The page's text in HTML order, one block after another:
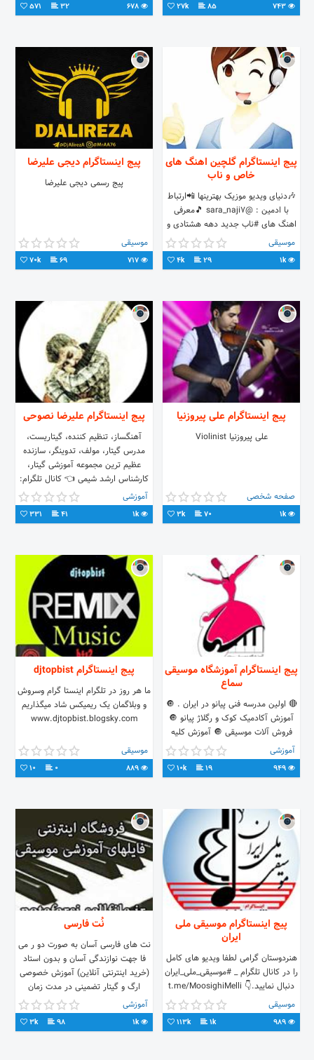
85
27k
32
571
پیج اینستاگرام گلچین اهنگ های
خاص و ناب
🎶دنیای ویدیو موزیک بهترینها 📲ارتباط
با ادمین : @sara_naji7 🎵معرفی
اهنگ های #ناب جدید دهه هشتادی و
قدیمی
موسیقی
1k
29
4k
پیج اینستاگرام دیجی علیرضا
پیج رسمی دیجی علیرضا
موسیقی
69
70k
پیج اینستاگرام علی پیروزنیا
علی پیروزنیا Violinist
صفحه شخصی
1k
70
3k
پیج اینستاگرام علیرضا نصوحی
آهنگساز، تنظیم کننده، گیتاریست،
مدرس گیتار، مولف، تدوینگر، سازنده
عظیم ترین مجموعه آموزشی گیتار،
کارشناس ارشد شیمی 👈 کانال تلگرام:
Sefrtasadguitar@
آموزشی
1k
41
331
پیج اینستاگرام آموزشگاه موسیقی
سماع
🔴 اولین مدرسه فنی پیانو در ایران . 🔘
آموزش آکادمیک کوک و رگلاژ پیانو 🔘
فروش آلات موسیقی 🔘 آموزش کلیه
سازهای غربی و ایرانی
......................
آموزشی
19
10k
پیج اینستاگرام djtopbist
ما هر روز در تلگرام اینستا گرام وسروش
و وبلاگمان یک ریمیکس شاد میگذاریم
www.djtopbist.blogsky.com
موسیقی
0
10
پیج اینستاگرام موسیقی ملی
ایران
هنردوستان گرامی لطفا ویدیو های کامل
را در کانال تلگرام _ #موسیقی_ملی_ایران
دنبال نمایید.👇 t.me/MoosighiMelli
موسیقی
1k
113k
نُت فارسی
نت های فارسی آسان به صورت دو ر می
فا جهت نوازندگی آسان و بدون استاد
(خرید اینترنتی آنلاین) آموزش خصوصی
ارگ و گیتار تضمینی در مدت زمان
کوتاه(شهرک اندیشه) خریدوفروش آلات
موسیقی و فایلهای آموزشی موسیقی
Tell:09352401320
آموزشی
1k
98
3k